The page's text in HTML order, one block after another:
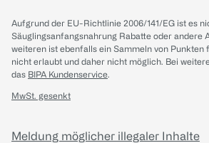
Aufgrund der EU-Richtlinie 2006/141/EG ist es
Säuglingsanfangsnahrung Rabatte oder andere
weiteren ist ebenfalls ein Sammeln von
nicht erlaubt und daher nicht möglich. Bei
das BIPA Kundenservice.
MwSt. gesenkt
Meldung möglicher illegaler Inhalte